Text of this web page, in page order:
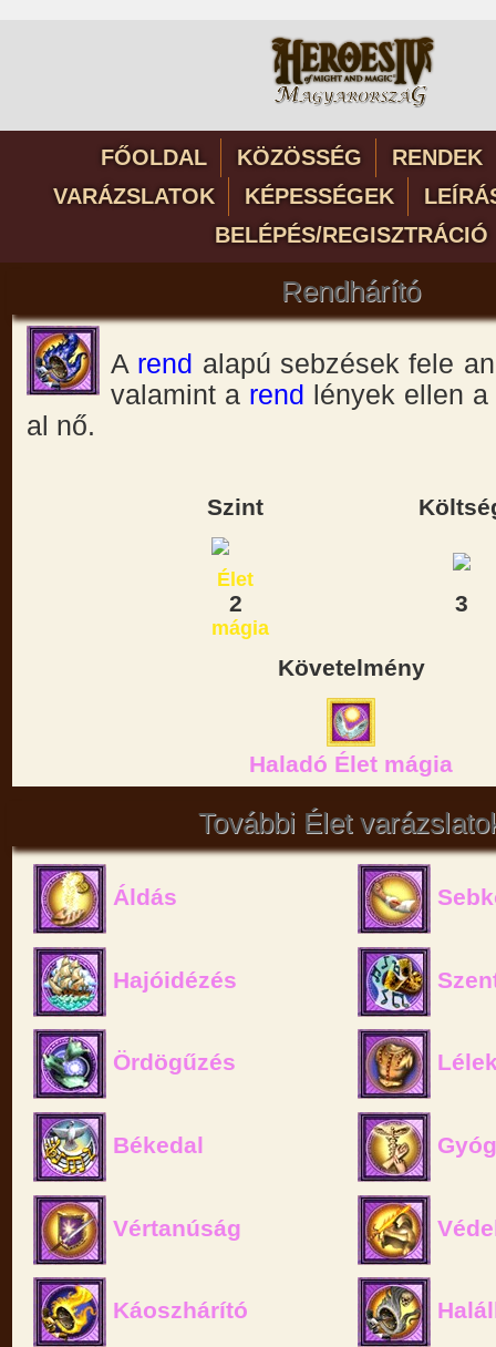
FŐOLDAL KÖZÖSSÉG
RENDEK
VARÁZSLATOK
KÉPESSÉGEK
BELÉPÉS/REGISZTRÁCIÓ
Rendhárító
A rend alapú sebzések fele
valamint a rend
lények ellen
al nő.
Szint
2 3
Követelmény
Haladó Élet mágia
További Élet
Áldás
Hajóidézés
Ördögűzés
Békedal
Vértanúság
Káoszhárító